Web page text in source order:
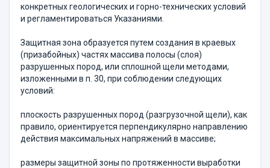
конкретных геологических и горно-технических условий
и регламентироваться Указаниями.
Защитная зона образуется путем создания в краевых
(призабойных) частях массива полосы (слоя)
разрушенных пород, или сплошной щели методами,
изложенными в п. 30, при соблюдении следующих
условий:
плоскость разрушенных пород (разгрузочной щели), как
правило, ориентируется перпендикулярно направлению
действия максимальных напряжений в массиве;
размеры защитной зоны по протяженности выработки